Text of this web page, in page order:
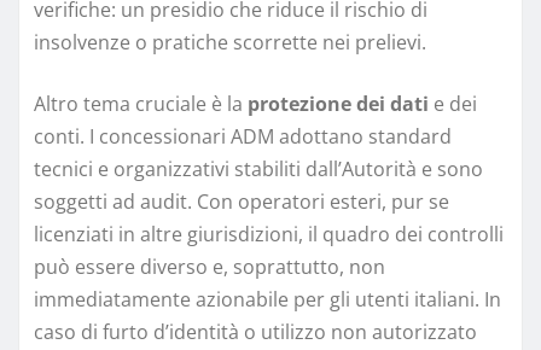
verifiche: un presidio che riduce il rischio di
insolvenze o pratiche scorrette nei prelievi.
Altro tema cruciale è la protezione dei dati e dei
conti. I concessionari ADM adottano standard
tecnici e organizzativi stabiliti dall’Autorità e sono
soggetti ad audit. Con operatori esteri, pur se
licenziati in altre giurisdizioni, il quadro dei controlli
può essere diverso e, soprattutto, non
immediatamente azionabile per gli utenti italiani. In
caso di furto d’identità o utilizzo non autorizzato